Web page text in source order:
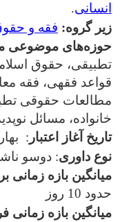
انسانی.
زیر گروه: فقه و
حوزه‌های موضوعی
تطبیقی، حقوق
قواعد فقهی، فقه
مطالعات حقوقی
خانواده، مسائل
تاریخ آغاز اعتبار : بهار 1400
نوع داوری: دوسو
میانگین بازه زمانی
حدود 10 روز
میانگین بازه زمانی